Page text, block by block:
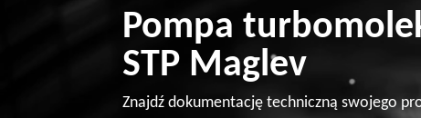
Pompa
STP Maglev
Znajdź dokumentację techniczną swojego